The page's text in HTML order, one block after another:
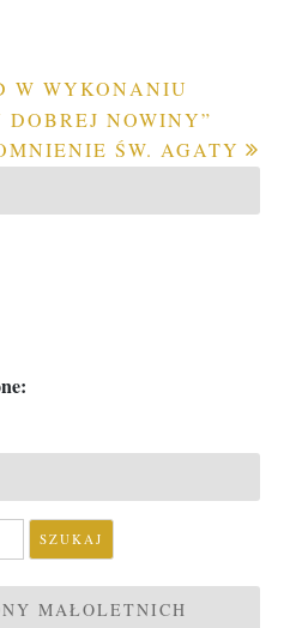
W WYKONANIU
DOBREJ NOWINY”
ŚW. AGATY
MAŁOLETNICH